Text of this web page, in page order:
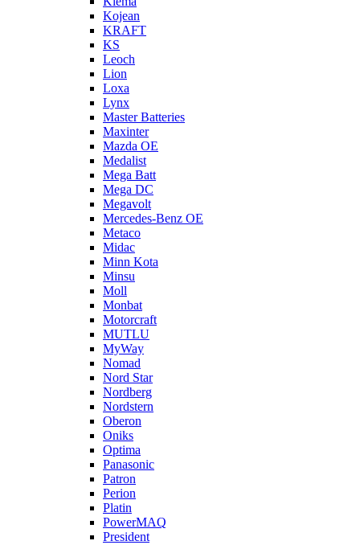
Kojean
KRAFT
KS
Leoch
Lion
Loxa
Lynx
Master Batteries
Maxinter
Mazda OE
Medalist
Mega Batt
Mega DC
Megavolt
Mercedes-Benz OE
Metaco
Midac
Minn Kota
Minsu
Moll
Monbat
Motorcraft
MUTLU
MyWay
Nomad
Nord Star
Nordberg
Nordstern
Oberon
Oniks
Optima
Panasonic
Patron
Perion
Platin
PowerMAQ
President